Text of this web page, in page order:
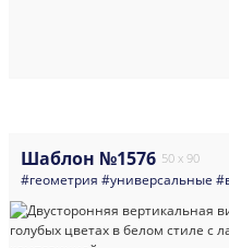
#правительство
Шаблон №1576 50 x 90
#геометрия #универсальные